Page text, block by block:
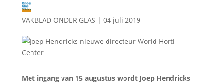
VAKBLAD ONDER GLAS | 04 juli 2019
Met ingang van 15 augustus wordt Joep Hendricks